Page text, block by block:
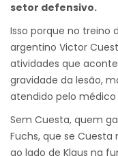
setor defensivo.
Isso porque no treino
argentino Victor
atividades que
gravidade da lesão,
atendido pelo
Sem Cuesta, quem
Fuchs, que se
ao lado de Klaus na